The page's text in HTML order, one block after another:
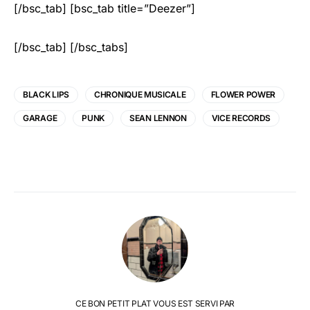
[/bsc_tab] [bsc_tab title=”Deezer”]
[/bsc_tab] [/bsc_tabs]
BLACK LIPS CHRONIQUE MUSICALE FLOWER POWER
GARAGE PUNK SEAN LENNON VICE RECORDS
CE BON PETIT PLAT VOUS EST SERVI PAR